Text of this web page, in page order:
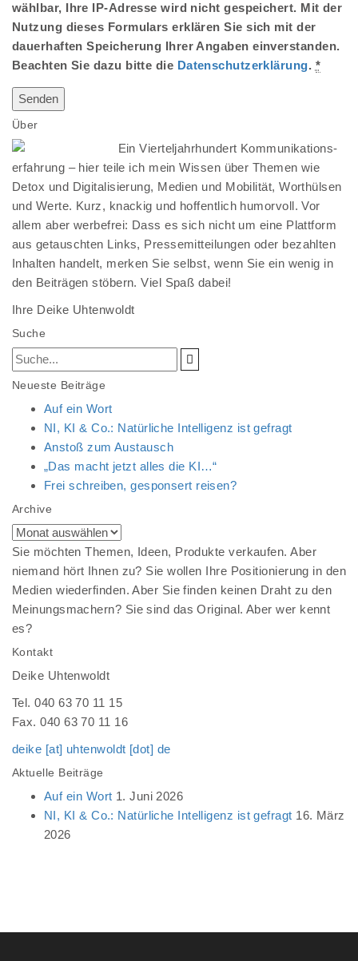
wählbar, Ihre IP-Adresse wird nicht gespeichert. Mit der
Nutzung dieses Formulars erklären Sie sich mit der
dauerhaften Speicherung Ihrer Angaben einverstanden.
Beachten Sie dazu bitte die Datenschutzerklärung. *
Über
Ein Vierteljahrhundert Kommunikations-
erfahrung – hier teile ich mein Wissen über Themen wie
Detox und Digitalisierung, Medien und Mobilität, Worthülsen
und Werte. Kurz, knackig und hoffentlich humorvoll. Vor
allem aber werbefrei: Dass es sich nicht um eine Plattform
aus getauschten Links, Pressemitteilungen oder bezahlten
Inhalten handelt, merken Sie selbst, wenn Sie ein wenig in
den Beiträgen stöbern. Viel Spaß dabei!
Ihre Deike Uhtenwoldt
Suche
Neueste Beiträge
Auf ein Wort
NI, KI & Co.: Natürliche Intelligenz ist gefragt
Anstoß zum Austausch
„Das macht jetzt alles die KI…“
Frei schreiben, gesponsert reisen?
Archive
Archive
Sie möchten Themen, Ideen, Produkte verkaufen. Aber
niemand hört Ihnen zu? Sie wollen Ihre Positionierung in den
Medien wiederfinden. Aber Sie finden keinen Draht zu den
Meinungsmachern? Sie sind das Original. Aber wer kennt
es?
Kontakt
Deike Uhtenwoldt
Tel. 040 63 70 11 15
Fax. 040 63 70 11 16
deike [at] uhtenwoldt [dot] de
Aktuelle Beiträge
Auf ein Wort 1. Juni 2026
NI, KI & Co.: Natürliche Intelligenz ist gefragt 16. März
2026